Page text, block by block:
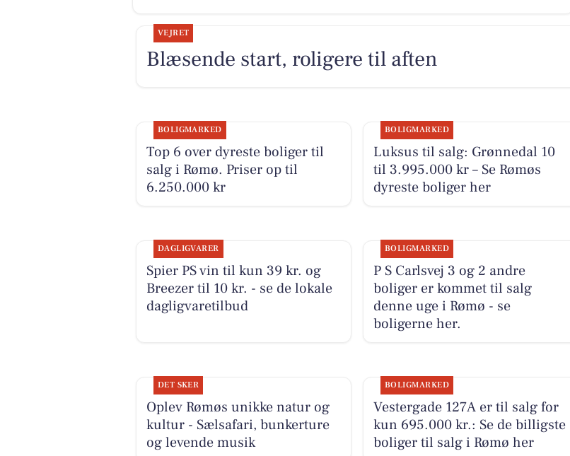
VEJRET
Blæsende start, roligere til aften
BOLIGMARKED
Top 6 over dyreste boliger til
salg i Rømø. Priser op til
6.250.000 kr
BOLIGMARKED
Luksus til salg: Grønnedal 10
til 3.995.000 kr – Se Rømøs
dyreste boliger her
DAGLIGVARER
Spier PS vin til kun 39 kr. og
Breezer til 10 kr. - se de lokale
dagligvaretilbud
BOLIGMARKED
P S Carlsvej 3 og 2 andre
boliger er kommet til salg
denne uge i Rømø - se
boligerne her.
DET SKER
Oplev Rømøs unikke natur og
kultur - Sælsafari, bunkerture
og levende musik
BOLIGMARKED
Vestergade 127A er til salg for
kun 695.000 kr.: Se de billigste
boliger til salg i Rømø her